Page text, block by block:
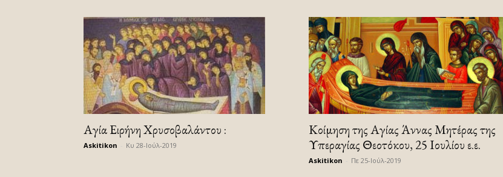
Αγία Ειρήνη Χρυσοβαλάντου :
Askitikon Κυ 28-Ιούλ-2019
Κοίμηση της Αγίας Άννας Μητέρας της
Υπεραγίας Θεοτόκου, 25 Ιουλίου ε.ε.
Askitikon Πε 25-Ιούλ-2019